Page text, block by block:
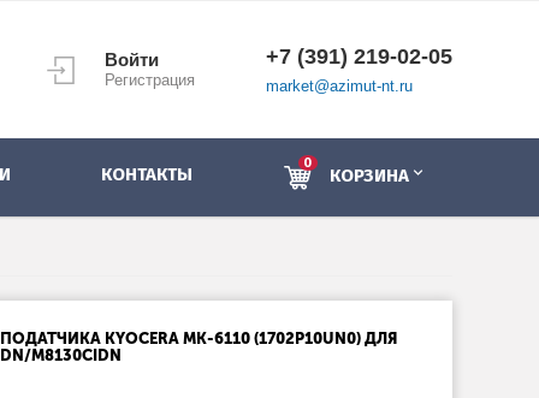
Войти
Регистрация
+7 (391) 219-02-05
market@azimut-nt.ru
КОНТАКТЫ
0
КОРЗИНА
KYOCERA MK-6110 (1702P10UN0) ДЛЯ
M8130CIDN